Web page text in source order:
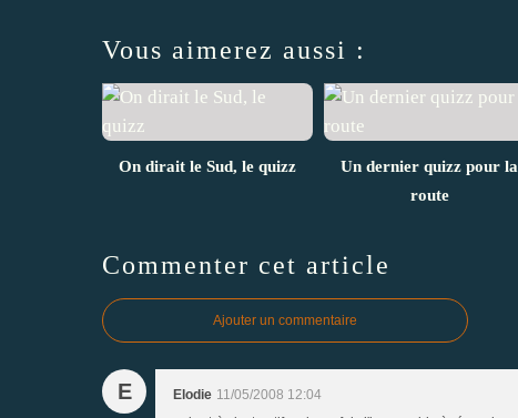
Vous aimerez aussi :
On dirait le Sud, le quizz
Un dernier quizz pour la
route
Commenter cet article
Ajouter un commentaire
E Elodie 11/05/2008 12:04